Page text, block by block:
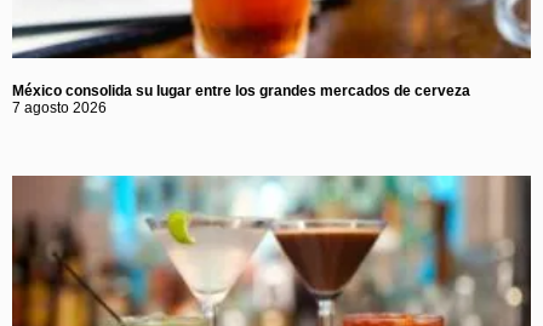
México consolida su lugar entre los grandes mercados de cerveza
7 agosto 2026